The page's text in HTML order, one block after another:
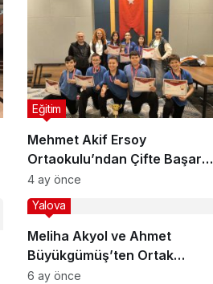
Mehmet Akif Ersoy
Ortaokulu’ndan Çifte Başarı:
İki Kategoride İkincilik Kupası
Eğitim
4 ay önce
Meliha Akyol ve Ahmet
Büyükgümüş’ten Ortak
Açıklama: “Karadere ve Kınalı
Yalova
6 ay önce